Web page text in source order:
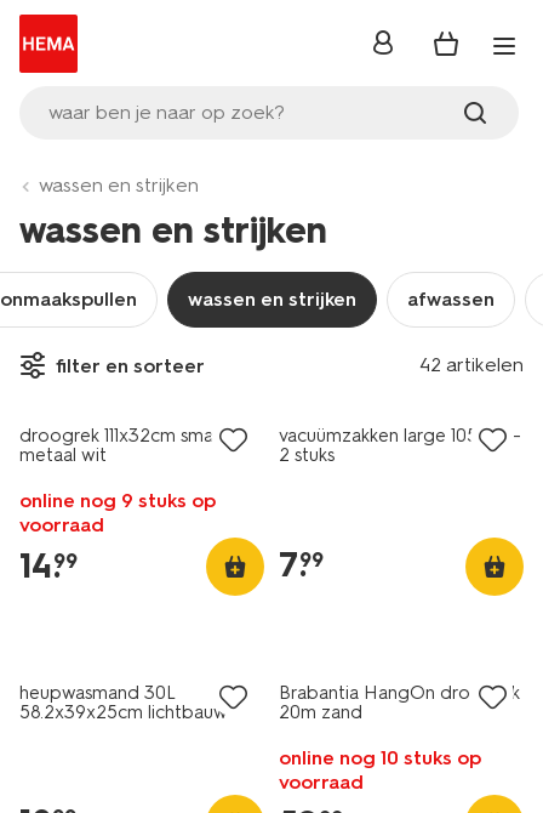
waar ben je naar op zoek?
inloggen
wassen en strijken
wassen en strijken
wassen en strijken afwassen
filter en sorteer 42 artikelen
droogrek 111x32cm smal
metaal wit
online nog 9 stuks op
voorraad
14.
99
vacuümzakken large 105x65 -
2 stuks
7.
99
heupwasmand 30L
58.2x39x25cm lichtbauw
Brabantia HangOn droogrek
20m zand
online nog 10 stuks op
voorraad